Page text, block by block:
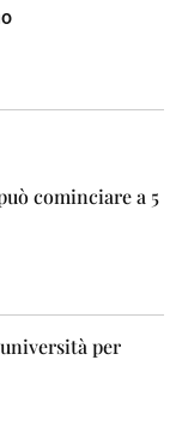
cominciare a 5
per